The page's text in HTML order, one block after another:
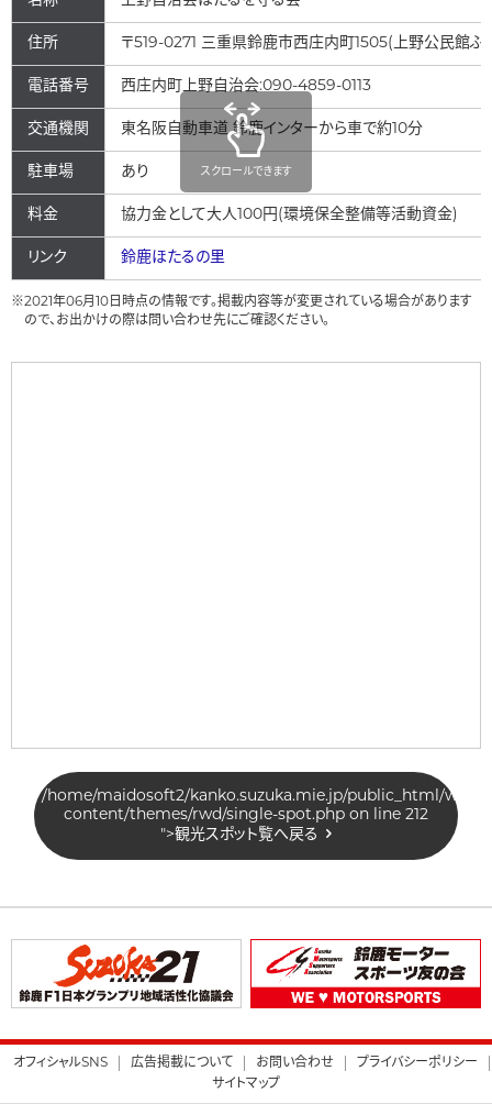
住所 〒519-0271 三重県鈴鹿市西庄内町1505(上野公民館ふ
電話番号 西庄内町上野自治会:090-4859-0113
交通機関 東名阪自動車道 鈴鹿インターから車で約10分
駐車場 あり
料金 協力金として大人100円(環境保全整備等活動資金)
リンク 鈴鹿ほたるの里
スクロールできます
※2021年06月10日時点の情報です。掲載内容等が変更されている場合があります
ので、お出かけの際は問い合わせ先にご確認ください。
/home/maidosoft2/kanko.suzuka.mie.jp/public_html/wp-
content/themes/rwd/single-spot.php on line 212
">観光スポット覧へ戻る
オフィシャルSNS 広告掲載について お問い合わせ
プライバシーポリシー
サイトマップ